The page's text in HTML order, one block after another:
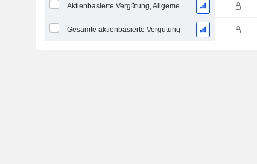
Aktienbasierte Vergütung, Allgemeine und Verwaltungskosten (Gesamt)
Gesamte aktienbasierte Vergütung